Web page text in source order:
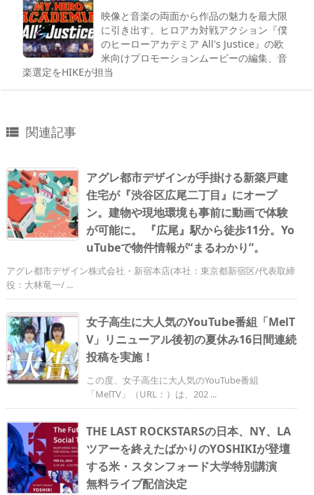
映像と音楽の両面から作品の魅力を最大限
に引き出す。ヒロアカ対戦アクション『僕
のヒーローアカデミア All's Justice』の欧
米向けプロモーションムービーの編集、音
楽選定をHIKEが担当
 関連記事
アグレ都市デザインが手掛ける新築戸建
住宅が『渋谷区広尾二丁目』にオープ
ン。建物や現地環境も事前に動画で体験
が可能に。 『広尾』駅から徒歩11分。Yo
uTubeで物件情報が“まるわかり”。
アグレ都市デザイン株式会社・新宿本店(本社：東京都新宿区/代表取締
役：大林竜一/ ...
女子高生に大人気のYouTube番組「MelT
V」リニューアル後初の夏休み16日間連続
投稿を実施！
この度、女子高生に大人気のYouTube番組
「MelTV」（URL：）は、202 ...
THE LAST ROCKSTARSの日本、NY、LA
ツアーを終えたばかりのYOSHIKIが登壇
する米・スタンフォード大学特別講演
無料ライブ配信決定